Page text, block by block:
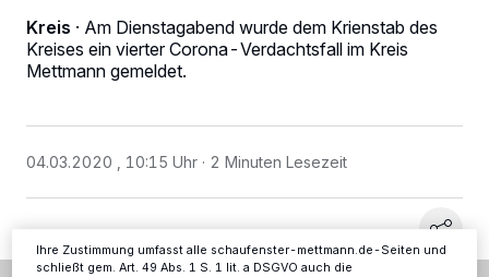
Kreis · Am Dienstagabend wurde dem Krienstab des
Kreises ein vierter Corona-Verdachtsfall im Kreis
Mettmann gemeldet.
04.03.2020 , 10:15 Uhr 2 Minuten Lesezeit
Wir und unsere 218-Partner speichern und greifen auf
personenbezogene Daten wie Browserdaten oder eindeutige
Kennungen auf Ihrem Gerät zu. Durch Auswahl von OK aktivieren Sie
Tracking-Technologien für die unter „Wir und unsere Partner
ändern oder Ihre Einwilligung zu widerrufen, indem Sie auf den Link
Ihre Zustimmung umfasst alle schaufenster-mettmann.de-Seiten und
schließt gem. Art. 49 Abs. 1 S. 1 lit. a DSGVO auch die